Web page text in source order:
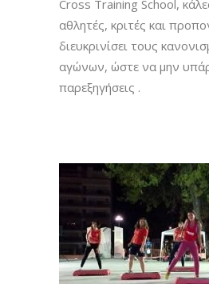
Cross Training School,
αθλητές, κριτές και
διευκρινίσει τους
αγώνων, ώστε να μην
παρεξηγήσεις .